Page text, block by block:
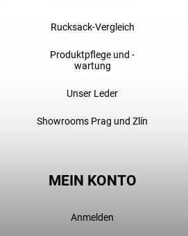
Rucksack-Vergleich
Produktpflege und -
wartung
Unser Leder
Showrooms Prag und Zlín
MEIN KONTO
Anmelden